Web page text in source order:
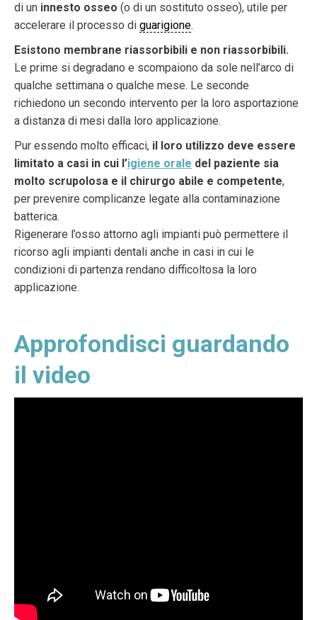
di un innesto osseo (o di un sostituto osseo), utile per
accelerare il processo di guarigione.
Esistono membrane riassorbibili e non riassorbibili.
Le prime si degradano e scompaiono da sole nell’arco di
qualche settimana o qualche mese. Le seconde
richiedono un secondo intervento per la loro asportazione
a distanza di mesi dalla loro applicazione.
Pur essendo molto efficaci, il loro utilizzo deve essere
limitato a casi in cui l’igiene orale del paziente sia
molto scrupolosa e il chirurgo abile e competente,
per prevenire complicanze legate alla contaminazione
batterica.
Rigenerare l’osso attorno agli impianti può permettere il
ricorso agli impianti dentali anche in casi in cui le
condizioni di partenza rendano difficoltosa la loro
applicazione.
Approfondisci guardando
il video